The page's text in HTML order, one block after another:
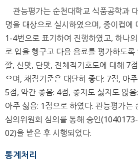
관능평가는 순천대학교 식품공학과
명을 대상으로 실시하였으며, 종이컵에
1-4번으로 표기하여 진행하였고, 하나
로 입을 헹구고 다음 음료를 평가하도록
깔, 신맛, 단맛, 전체적기호도에 대해 7
으며, 채점기준은 대단히 좋다: 7점, 아
5점, 약간 좋음: 4점, 좋지도 싫지도 않
아주 싫음: 1점으로 하였다. 관능평가는
심의위원회 심의를 통해 승인
02)을 받은 후 시행되었다.
통계처리